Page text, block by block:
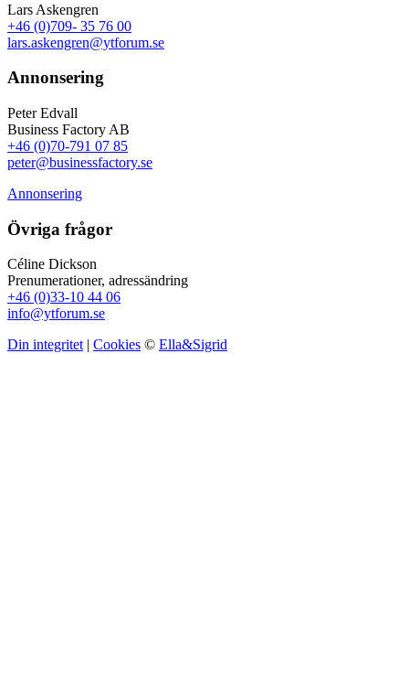
Lars Askengren
+46 (0)709- 35 76 00
lars.askengren@ytforum.se
Annonsering
Peter Edvall
Business Factory AB
+46 (0)70-791 07 85
peter@businessfactory.se
Annonsering
Övriga frågor
Céline Dickson
Prenumerationer, adressändring
+46 (0)33-10 44 06
info@ytforum.se
Din integritet | Cookies © Ella&Sigrid